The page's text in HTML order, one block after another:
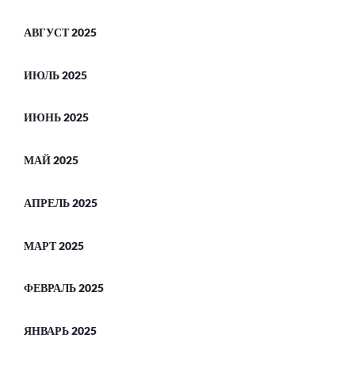
АВГУСТ 2025
ИЮЛЬ 2025
ИЮНЬ 2025
МАЙ 2025
АПРЕЛЬ 2025
МАРТ 2025
ФЕВРАЛЬ 2025
ЯНВАРЬ 2025